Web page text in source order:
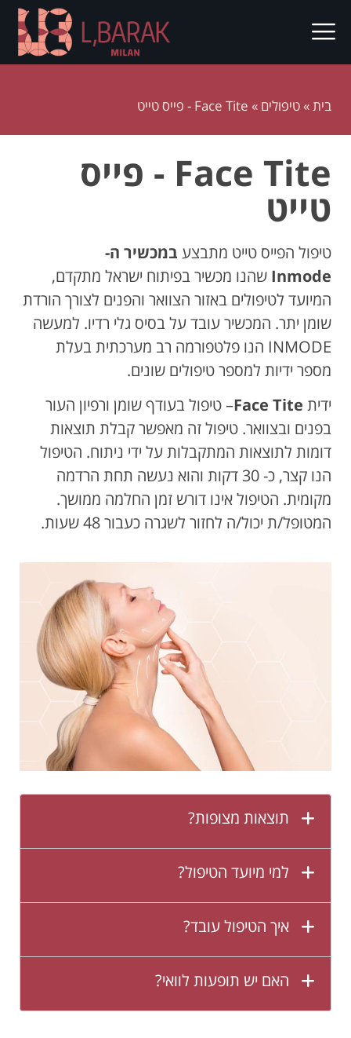
בית»טיפולים » Face Tite - פייס טייט
Face Tite - פייס
טייט
טיפול הפייס טייט מתבצע במכשיר ה-
Inmode שהנו מכשיר בפיתוח ישראל מתקדם,
המיועד לטיפולים באזור הצוואר והפנים לצורך הורדת
שומן יתר. המכשיר עובד על בסיס גלי רדיו. למעשה
INMODE הנו פלטפורמה רב מערכתית בעלת
מספר ידיות למספר טיפולים שונים.
ידית Face Tite– טיפול בעודף שומן ורפיון העור
בפנים ובצוואר. טיפול זה מאפשר קבלת תוצאות
דומות לתוצאות המתקבלות על ידי ניתוח. הטיפול
הנו קצר, כ- 30 דקות והוא נעשה תחת הרדמה
מקומית. הטיפול אינו דורש זמן החלמה ממושך.
המטופל/ת יכול/ה לחזור לשגרה כעבור 48 שעות.
תוצאות מצופות?
למי מיועד הטיפול?
איך הטיפול עובד?
האם יש תופעות לוואי?